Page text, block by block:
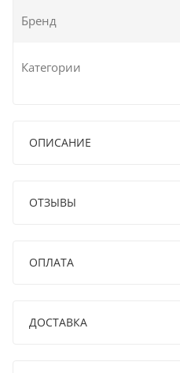
Бренд
Категории
ОПИСАНИЕ
ОТЗЫВЫ
ОПЛАТА
ДОСТАВКА